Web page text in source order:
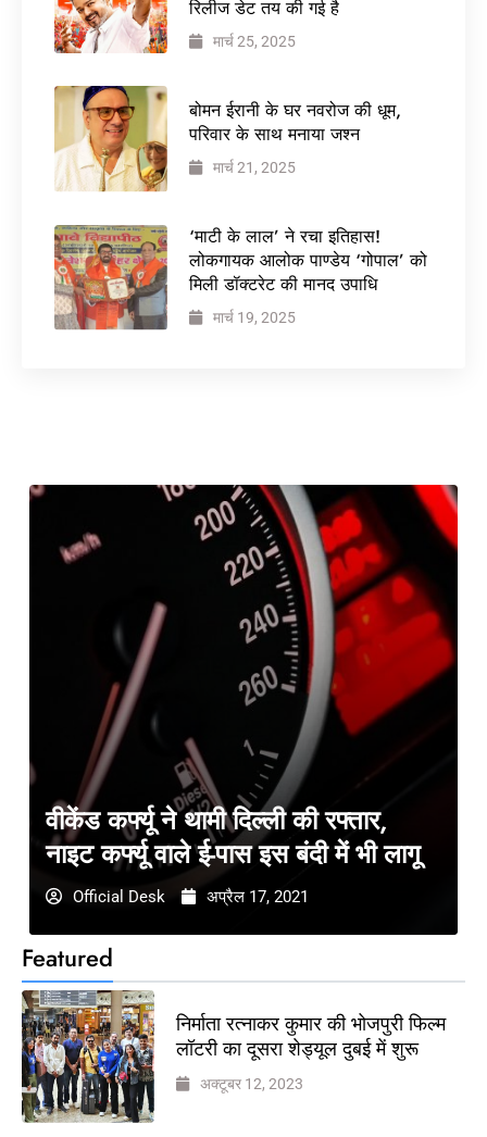
रिलीज डेट तय की गई है
मार्च 25, 2025
बोमन ईरानी के घर नवरोज की धूम,
परिवार के साथ मनाया जश्न
मार्च 21, 2025
‘माटी के लाल’ ने रचा इतिहास!
लोकगायक आलोक पाण्डेय ‘गोपाल’ को
मिली डॉक्टरेट की मानद उपाधि
मार्च 19, 2025
Featured
निर्माता रत्नाकर कुमार की भोजपुरी फिल्म
लॉटरी का दूसरा शेड्यूल दुबई में शुरू
अक्टूबर 12, 2023
वीकेंड कर्फ्यू ने थामी दिल्ली की रफ्तार,
नाइट कर्फ्यू वाले ई-पास इस बंदी में भी लागू
Official Desk अप्रैल 17, 2021